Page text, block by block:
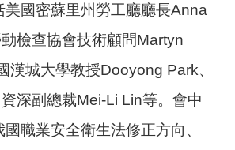
美國密蘇里州勞工廳廳長Anna
檢查協會技術顧問Martyn
漢城大學教授Dooyong Park、
深副總裁Mei-Li Lin等。會中
職業安全衛生法修正方向、